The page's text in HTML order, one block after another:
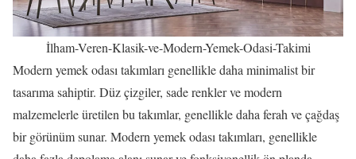
İlham-Veren-Klasik-ve-Modern-Yemek-Odasi-Takimi
Modern yemek odası takımları genellikle daha minimalist bir
tasarıma sahiptir. Düz çizgiler, sade renkler ve modern
malzemelerle üretilen bu takımlar, genellikle daha ferah ve çağdaş
bir görünüm sunar. Modern yemek odası takımları, genellikle